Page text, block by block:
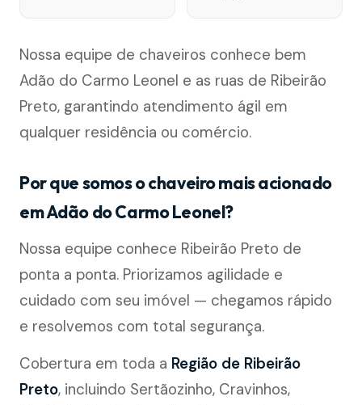
Nossa equipe de chaveiros conhece bem
Adão do Carmo Leonel e as ruas de Ribeirão
Preto, garantindo atendimento ágil em
qualquer residência ou comércio.
Por que somos o chaveiro mais acionado
em Adão do Carmo Leonel?
Nossa equipe conhece Ribeirão Preto de
ponta a ponta. Priorizamos agilidade e
cuidado com seu imóvel — chegamos rápido
e resolvemos com total segurança.
Cobertura em toda a Região de Ribeirão
Preto, incluindo Sertãozinho, Cravinhos,